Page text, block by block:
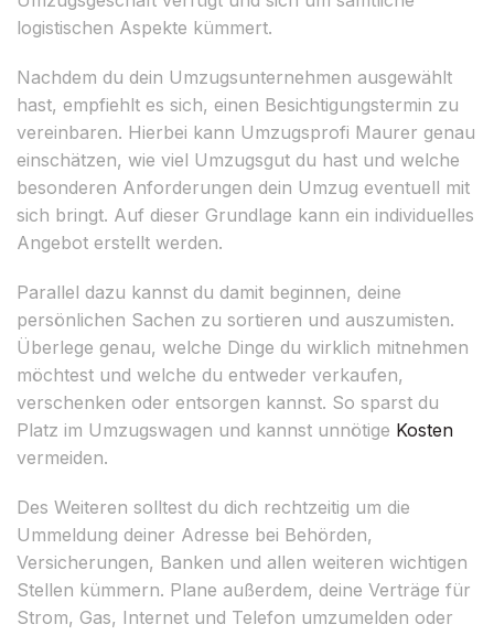
logistischen Aspekte kümmert.
Nachdem du dein Umzugsunternehmen ausgewählt
hast, empfiehlt es sich, einen Besichtigungstermin zu
vereinbaren. Hierbei kann Umzugsprofi Maurer genau
einschätzen, wie viel Umzugsgut du hast und welche
besonderen Anforderungen dein Umzug eventuell mit
sich bringt. Auf dieser Grundlage kann ein individuelles
Angebot erstellt werden.
Parallel dazu kannst du damit beginnen, deine
persönlichen Sachen zu sortieren und auszumisten.
Überlege genau, welche Dinge du wirklich mitnehmen
möchtest und welche du entweder verkaufen,
verschenken oder entsorgen kannst. So sparst du
Platz im Umzugswagen und kannst unnötige Kosten
vermeiden.
Des Weiteren solltest du dich rechtzeitig um die
Ummeldung deiner Adresse bei Behörden,
Versicherungen, Banken und allen weiteren wichtigen
Stellen kümmern. Plane außerdem, deine Verträge für
Strom, Gas, Internet und Telefon umzumelden oder